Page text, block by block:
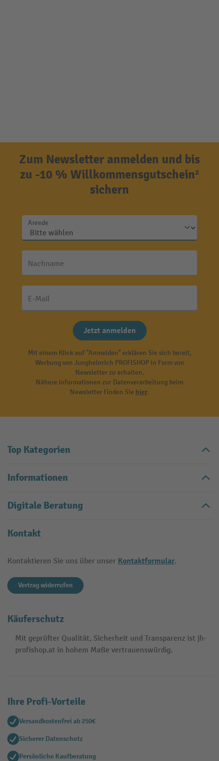
Zum Newsletter anmelden und bis
zu -10 % Willkommensgutschein²
sichern
Anrede
Nachname
E-Mail
Jetzt anmelden
Mit einem Klick auf "Anmelden" erklären Sie sich bereit,
Werbung von Jungheinrich PROFISHOP in Form von
Newsletter zu erhalten.
Nähere Informationen zur Datenverarbeitung beim
Newsletter finden Sie hier.
Top Kategorien
Informationen
Digitale Beratung
Kontakt
Kontaktieren Sie uns über unser Kontaktformular.
Vertrag widerrufen
Käuferschutz
Mit geprüfter Qualität, Sicherheit und Transparenz ist jh-
profishop.at in hohem Maße vertrauenswürdig.
Ihre Profi-Vorteile
Versandkostenfrei ab 250€
Sicherer Datenschutz
Persönliche Kaufberatung